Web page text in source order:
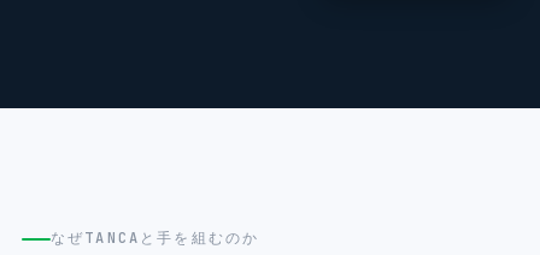
なぜTANCAと手を組むのか